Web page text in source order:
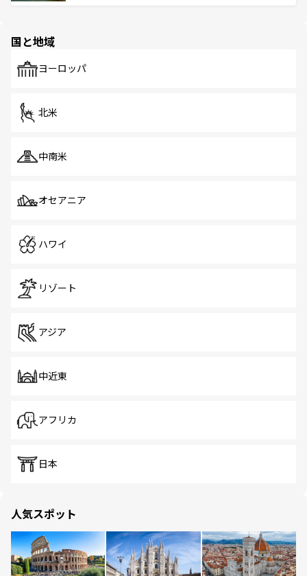
で、ホーカーズは地元の風情を楽しめる外せないスポット
国と地域
ヨーロッパ
北米
中南米
オセアニア
ハワイ
リゾート
アジア
中近東
アフリカ
日本
人気スポット